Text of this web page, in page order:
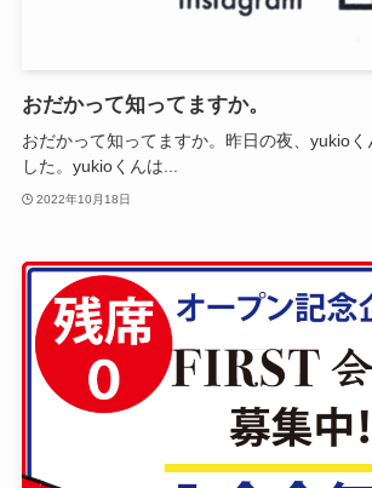
おだかって知ってますか。
おだかって知ってますか。昨日の夜、yukioく
した。yukioくんは...
2022年10月18日